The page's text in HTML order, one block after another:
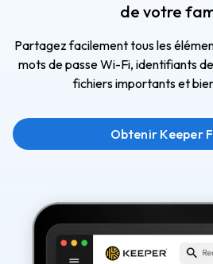
de votre
Partagez facilement tous les
mots de passe Wi-Fi, identifiants
fichiers importants et
Obtenir Keeper